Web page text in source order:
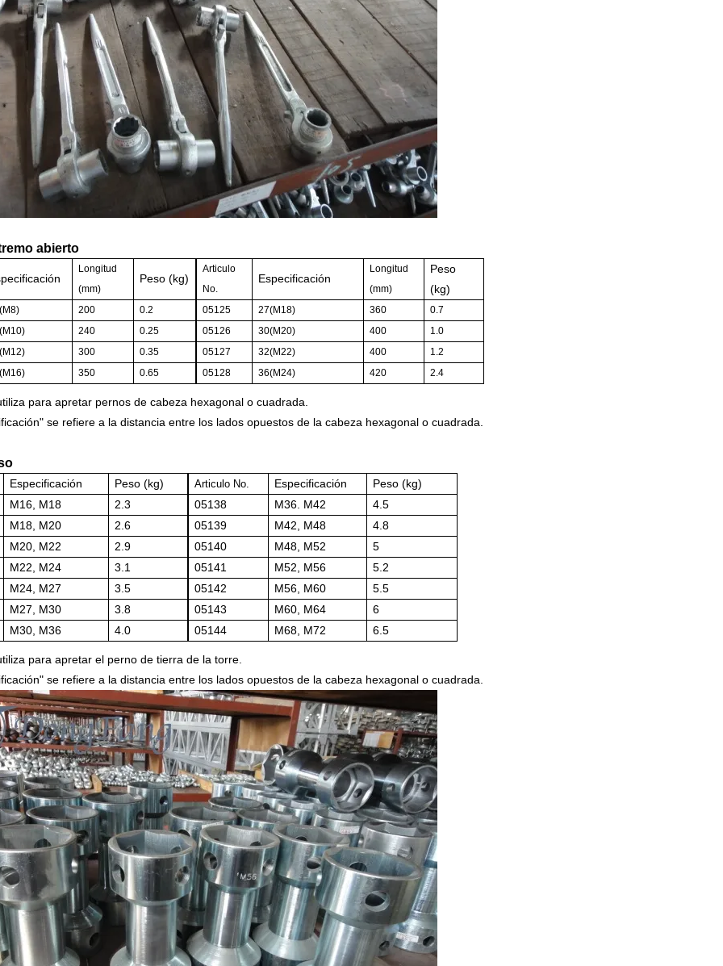
abierto
Longitud
(mm)
Peso (kg)
Articulo
No.
Especificación
Longitud
(mm)
Peso
(kg)
200 0.2 05125 27(M18) 360
0.7
240 0.25 05126 30(M20) 400
1.0
300 0.35 05127 32(M22) 400
1.2
350 0.65 05128 36(M24) 420 2.4
para apretar pernos de cabeza hexagonal o cuadrada.
se refiere a la distancia entre los lados opuestos de la cabeza hexagonal o cuadrada.
Especificación Peso (kg) Articulo No. Especificación
Peso (kg)
M16, M18 2.3 05138 M36. M42
4.5
M18, M20 2.6 05139 M42, M48
4.8
M20, M22 2.9 05140 M48, M52
5
M22, M24 3.1 05141 M52, M56
5.2
M24, M27 3.5 05142 M56, M60
5.5
M27, M30 3.8 05143 M60, M64
6
M30, M36 4.0 05144 M68, M72 6.5
para apretar el perno de tierra de la torre.
se refiere a la distancia entre los lados opuestos de la cabeza hexagonal o cuadrada.